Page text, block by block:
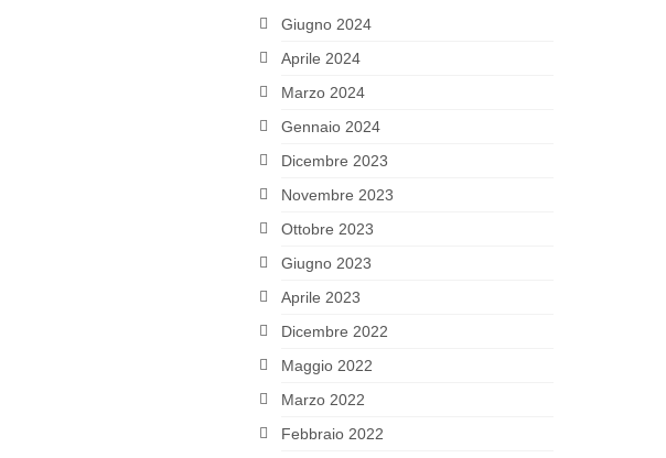
Giugno 2024
Aprile 2024
Marzo 2024
Gennaio 2024
Dicembre 2023
Novembre 2023
Ottobre 2023
Giugno 2023
Aprile 2023
Dicembre 2022
Maggio 2022
Marzo 2022
Febbraio 2022